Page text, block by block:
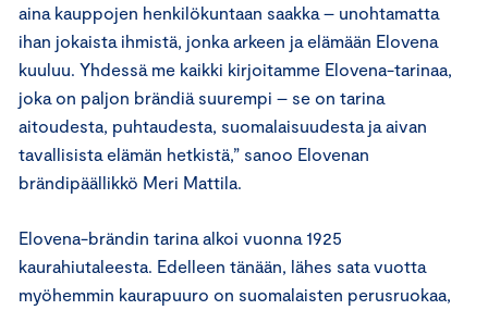
aina kauppojen henkilökuntaan saakka – unohtamatta
ihan jokaista ihmistä, jonka arkeen ja elämään Elovena
kuuluu. Yhdessä me kaikki kirjoitamme Elovena-tarinaa,
joka on paljon brändiä suurempi – se on tarina
aitoudesta, puhtaudesta, suomalaisuudesta ja aivan
tavallisista elämän hetkistä,” sanoo Elovenan
brändipäällikkö Meri Mattila.
Elovena-brändin tarina alkoi vuonna 1925
kaurahiutaleesta. Edelleen tänään, lähes sata vuotta
myöhemmin kaurapuuro on suomalaisten perusruokaa,